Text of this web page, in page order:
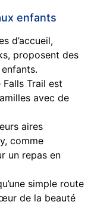
enfants
d’accueil,
proposent des
Falls Trail est
avec de
aires
comme
un repas en
simple route
de la beauté